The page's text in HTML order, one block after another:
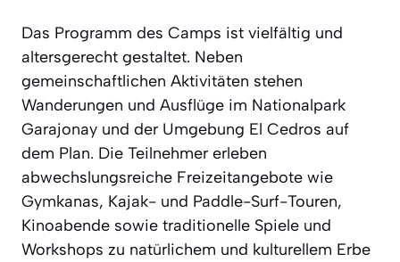
Das Programm des Camps ist vielfältig und
altersgerecht gestaltet. Neben
gemeinschaftlichen Aktivitäten stehen
Wanderungen und Ausflüge im Nationalpark
Garajonay und der Umgebung El Cedros auf
dem Plan. Die Teilnehmer erleben
abwechslungsreiche Freizeitangebote wie
Gymkanas, Kajak- und Paddle-Surf-Touren,
Kinoabende sowie traditionelle Spiele und
Workshops zu natürlichem und kulturellem Erbe